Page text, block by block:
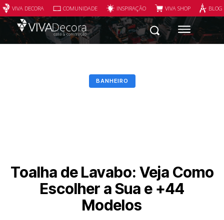
VIVA DECORA COMUNIDADE INSPIRAÇÃO VIVA SHOP
BANHEIRO
Toalha de Lavabo: Veja Como
Escolher a Sua e +44
Modelos